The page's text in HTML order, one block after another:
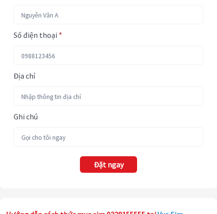
Số điện thoại *
Địa chỉ
Ghi chú
Đặt ngay